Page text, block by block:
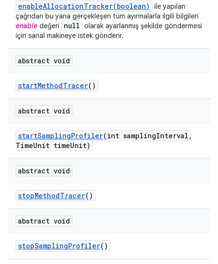
enableAllocationTracker(boolean)
ile yapılan
çağrıdan bu yana gerçekleşen tüm ayırmalarla ilgili bilgileri
enable değeri null olarak ayarlanmış şekilde göndermesi
için sanal makineye istek gönderir.
abstract void
startMethodTracer()
abstract void
startSamplingProfiler(int samplingInterval ,
TimeUnit timeUnit)
abstract void
stopMethodTracer()
abstract void
stopSamplingProfiler()